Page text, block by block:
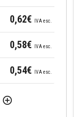
0,62€ IVA esc.
0,58€ IVA esc.
0,54€ IVA esc.